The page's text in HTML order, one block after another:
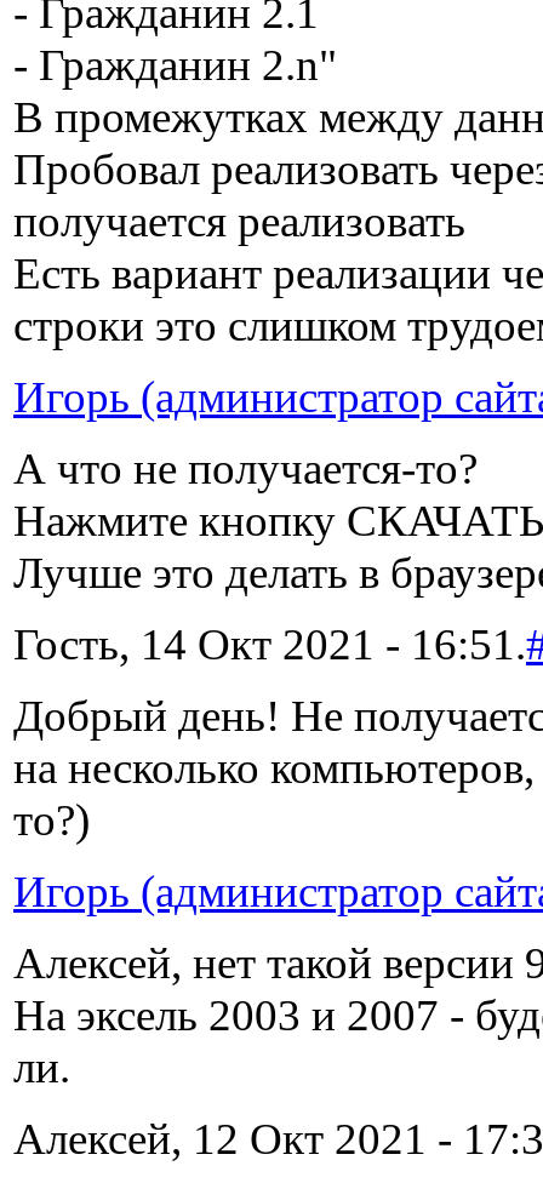
- Гражданин 2.1
- Гражданин 2.n"
В промежутках между
Пробовал реализовать
получается реализовать
Есть вариант реализации
строки это слишком
Игорь (администратор
А что не получается-то?
Нажмите кнопку СКАЧАТЬ,
Лучше это делать в
Гость, 14 Окт 2021 - 16:51.
Добрый день! Не
на несколько
то?)
Игорь (администратор
Алексей, нет такой версии
На эксель 2003 и 2007 -
ли.
Алексей, 12 Окт 2021 -